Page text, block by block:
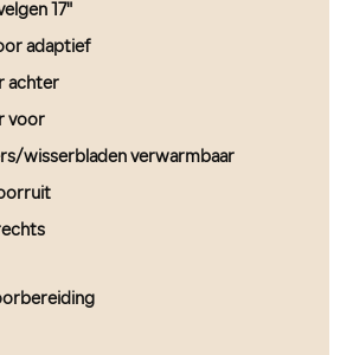
17"
adaptief
achter
voor
wisserbladen verwarmbaar